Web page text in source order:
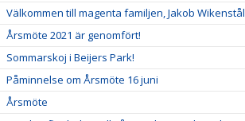
Välkommen till magenta familjen, Jakob Wikenstål
Årsmöte 2021 är genomfört!
Sommarskoj i Beijers Park!
Påminnelse om Årsmöte 16 juni
Årsmöte